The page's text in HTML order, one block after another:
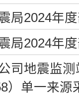
局2024年
局2024年
司地震监
）单一来源